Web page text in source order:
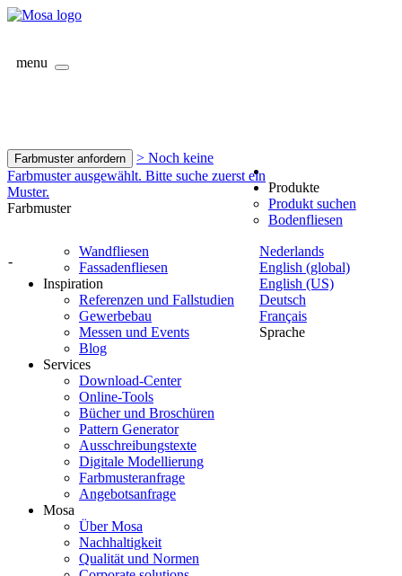
menu
Farbmuster anfordern
> Noch keine
Farbmuster ausgewählt. Bitte suche zuerst ein
Muster.
Farbmuster
-
Nederlands
English (global)
English (US)
Deutsch
Français
Sprache
Produkte
Produkt suchen
Bodenfliesen
Wandfliesen
Fassadenfliesen
Inspiration
Referenzen und Fallstudien
Gewerbebau
Messen und Events
Blog
Services
Download-Center
Online-Tools
Bücher und Broschüren
Pattern Generator
Ausschreibungstexte
Digitale Modellierung
Farbmusteranfrage
Angebotsanfrage
Mosa
Über Mosa
Nachhaltigkeit
Qualität und Normen